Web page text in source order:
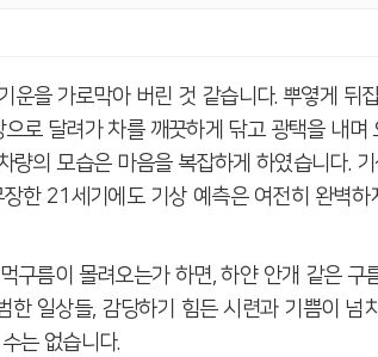
운을 가로막아 버린 것 같습니다.뿌옇게 뒤
으로 달려가 차를 깨끗하게 닦고 광택을 내
량의 모습은 마음을 복잡하게 하였습니다.
장한 21 세기에도 기상 예측은 여전히 완벽하
구름이 몰려오는가 하면,하얀 안개 같은 구
한 일상들, 감당하기 힘든 시련과 기쁨이 넘
는 없습니다.